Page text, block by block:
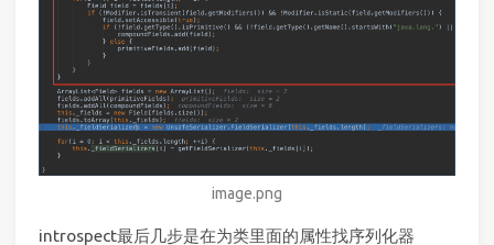
image.png
introspect最后几步是在为类里面的属性找序列化器